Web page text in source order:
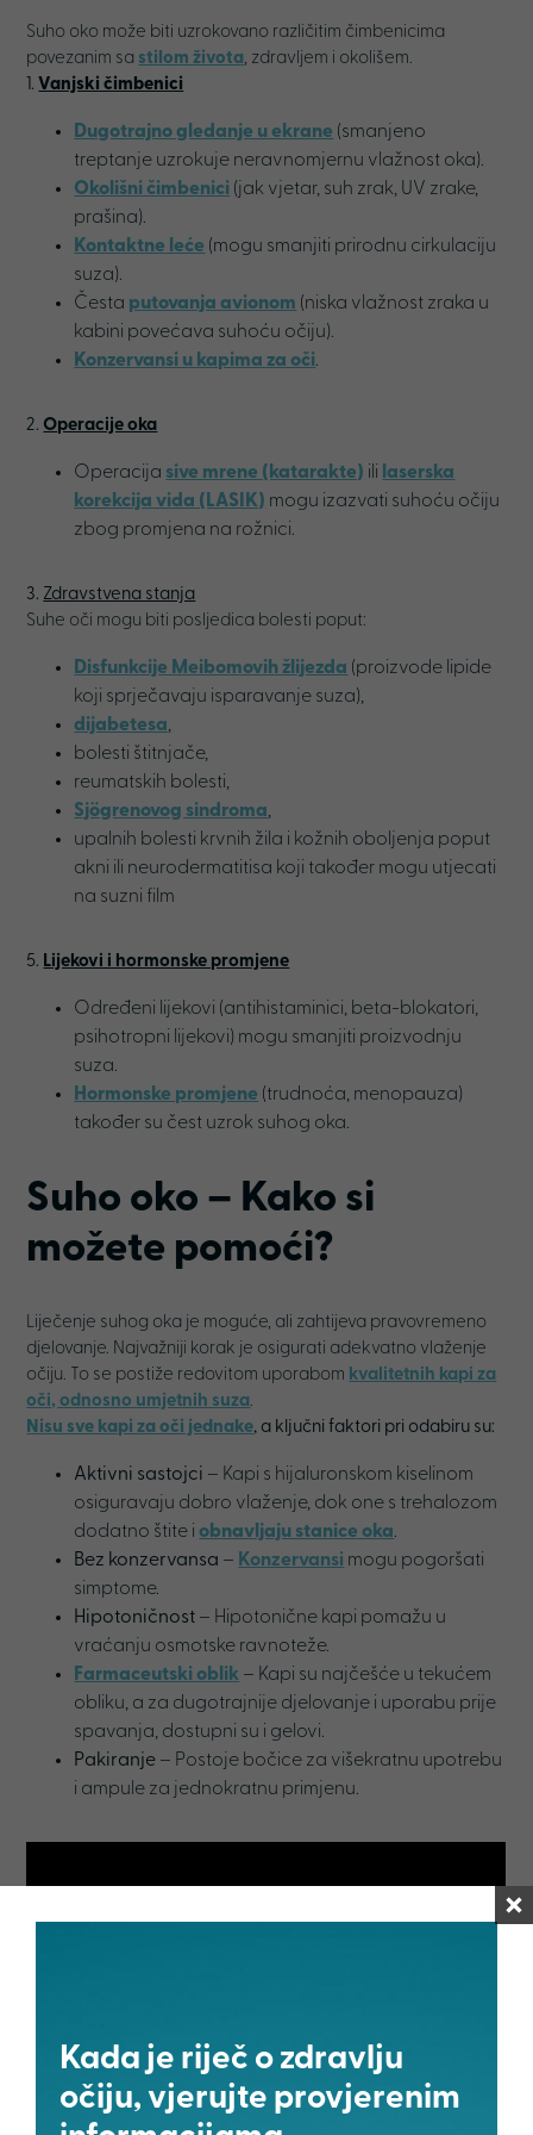
Suho oko može biti uzrokovano različitim čimbenicima
povezanim sa stilom života, zdravljem i okolišem.
1. Vanjski čimbenici
Dugotrajno gledanje u ekrane (smanjeno
treptanje uzrokuje neravnomjernu vlažnost oka).
Okolišni čimbenici (jak vjetar, suh zrak, UV zrake,
prašina).
Kontaktne leće (mogu smanjiti prirodnu cirkulaciju
suza).
Česta putovanja avionom (niska vlažnost zraka u
kabini povećava suhoću očiju).
Konzervansi u kapima za oči.
2. Operacije oka
Operacija sive mrene (katarakte) ili laserska
korekcija vida (LASIK) mogu izazvati suhoću očiju
zbog promjena na rožnici.
3. Zdravstvena stanja
Suhe oči mogu biti posljedica bolesti poput:
Disfunkcije Meibomovih žlijezda (proizvode lipide
koji sprječavaju isparavanje suza),
dijabetesa,
bolesti štitnjače,
reumatskih bolesti,
Sjögrenovog sindroma,
upalnih bolesti krvnih žila i kožnih oboljenja poput
akni ili neurodermatitisa koji također mogu utjecati
na suzni film
5. Lijekovi i hormonske promjene
Određeni lijekovi (antihistaminici, beta-blokatori,
psihotropni lijekovi) mogu smanjiti proizvodnju
suza.
Hormonske promjene (trudnoća, menopauza)
također su čest uzrok suhog oka.
Suho oko – Kako si
možete pomoći?
Liječenje suhog oka je moguće, ali zahtijeva pravovremeno
djelovanje. Najvažniji korak je osigurati adekvatno vlaženje
očiju. To se postiže redovitom uporabom kvalitetnih kapi za
oči, odnosno umjetnih suza.
Nisu sve kapi za oči jednake, a ključni faktori pri odabiru su:
Aktivni sastojci – Kapi s hijaluronskom kiselinom
osiguravaju dobro vlaženje, dok one s trehalozom
dodatno štite iobnavljaju stanice oka.
Bez konzervansa – Konzervansi mogu pogoršati
simptome.
Hipotoničnost – Hipotonične kapi pomažu u
vraćanju osmotske ravnoteže.
Farmaceutski oblik – Kapi su najčešće u tekućem
obliku, a za dugotrajnije djelovanje i uporabu prije
spavanja, dostupni su i gelovi.
Pakiranje – Postoje bočice za višekratnu upotrebu
i ampule za jednokratnu primjenu.
Što još možete učiniti?
Kada je riječ o zdravlju
očiju, vjerujte provjerenim